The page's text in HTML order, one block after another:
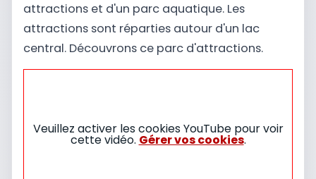
attractions et d'un parc aquatique. Les
attractions sont réparties autour d'un lac
central. Découvrons ce parc d'attractions.
Veuillez activer les cookies YouTube pour voir
cette vidéo. Gérer vos cookies.